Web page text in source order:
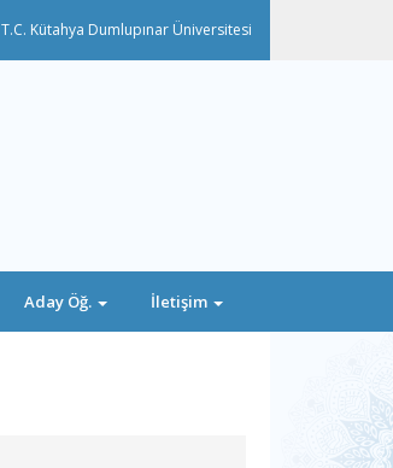
T.C. Kütahya Dumlupınar Üniversitesi
Aday Öğ. İletişim